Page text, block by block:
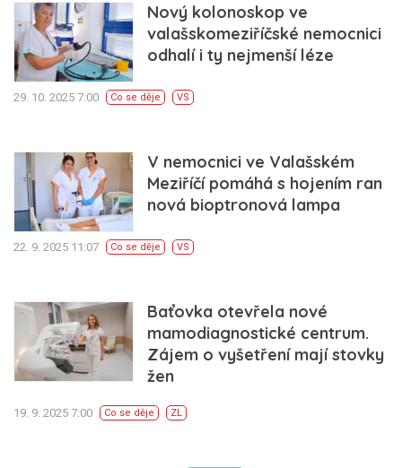
Nový kolonoskop ve
valašskomeziříčské nemocnici
odhalí i ty nejmenší léze
29. 10. 2025 7:00 Co se děje VS
V nemocnici ve Valašském
Meziříčí pomáhá s hojením ran
nová bioptronová lampa
22. 9. 2025 11:07 Co se děje VS
Baťovka otevřela nové
mamodiagnostické centrum.
Zájem o vyšetření mají stovky
žen
19. 9. 2025 7:00 Co se děje ZL